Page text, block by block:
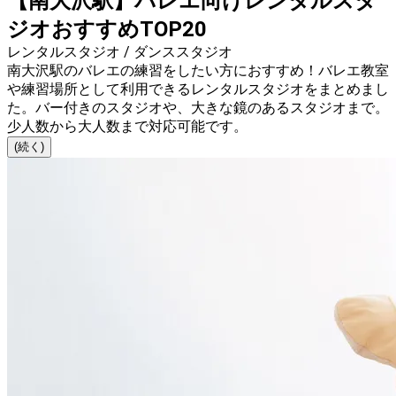
ジオおすすめTOP20
レンタルスタジオ / ダンススタジオ
南大沢駅のバレエの練習をしたい方におすすめ！バレエ教室
や練習場所として利用できるレンタルスタジオをまとめまし
た。バー付きのスタジオや、大きな鏡のあるスタジオまで。
少人数から大人数まで対応可能です。
(続く)